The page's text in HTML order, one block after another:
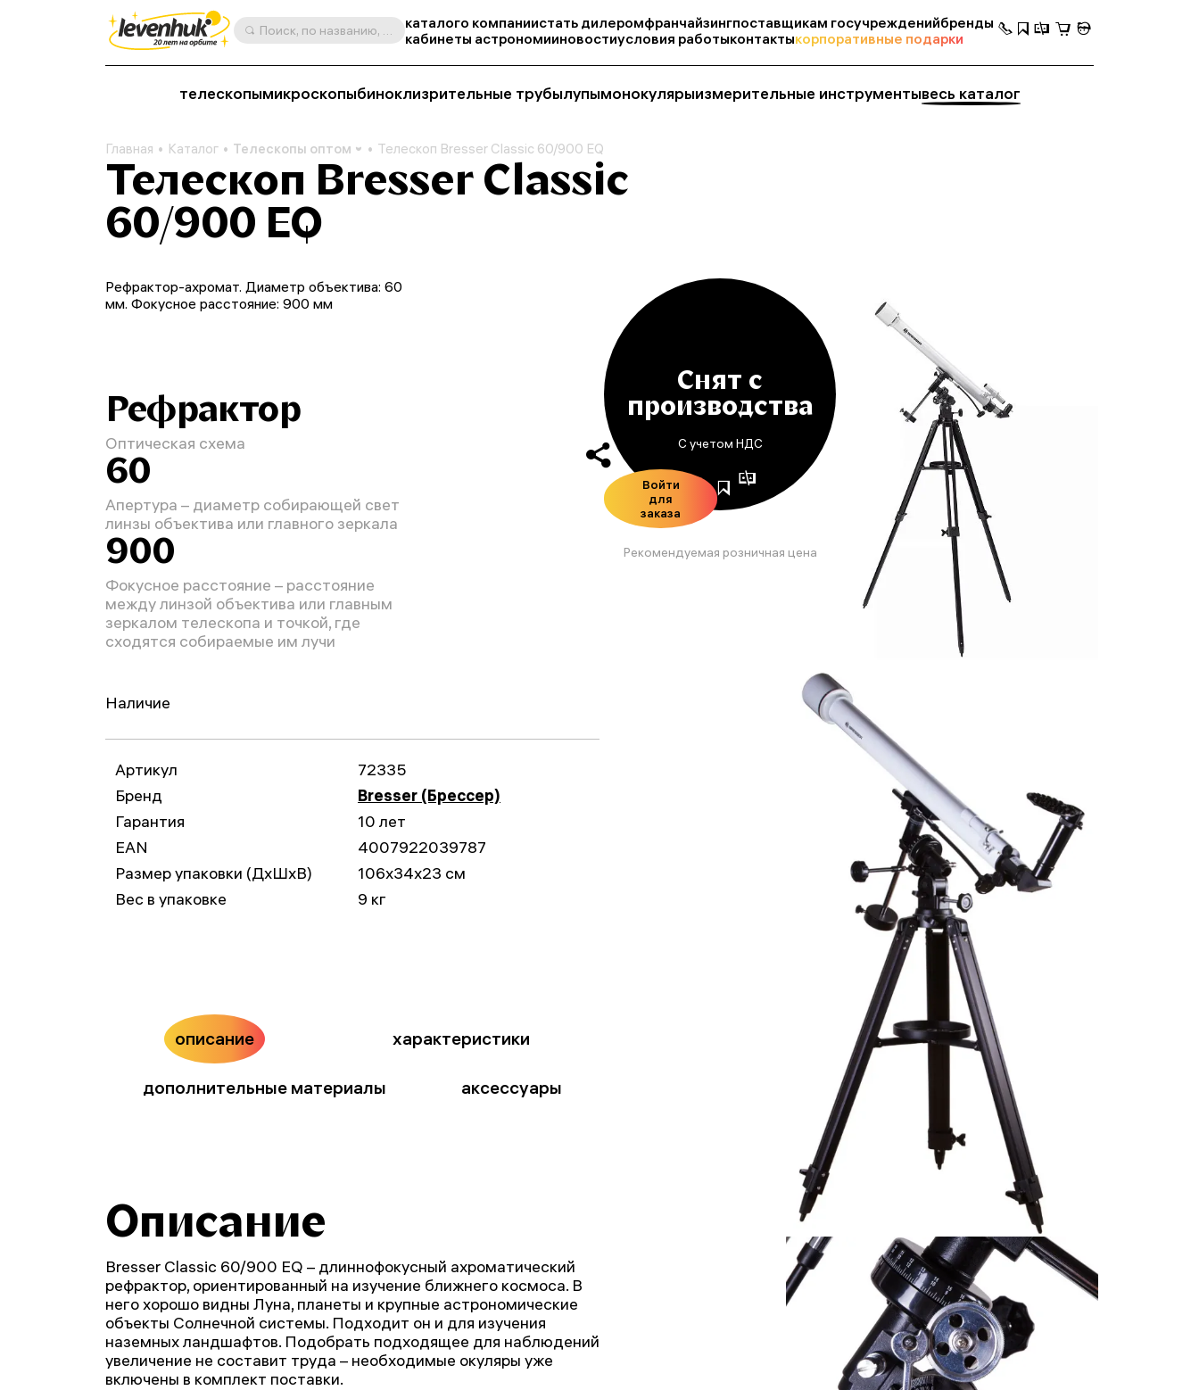
Поиск, по названию, артикулу, категории и др. каталого компаниистать дилеромфранчайзингпоставщикам госучрежденийбренды
кабинеты астрономииновостиусловия работыконтактыкорпоративные подарки
телескопымикроскопыбиноклизрительные трубылупымонокулярыизмерительные инструментывесь каталог
Главная Каталог Телескопы оптом Телескоп Bresser Classic 60/900 EQ
Телескоп Bresser Classic
60/900 EQ
Снят с
производства
С учетом НДС
Войти
для
заказа
Рекомендуемая розничная цена
Рефрактор-ахромат. Диаметр объектива: 60
мм. Фокусное расстояние: 900 мм
Рефрактор
Оптическая схема
60
Апертура – диаметр собирающей свет
линзы объектива или главного зеркала
900
Фокусное расстояние – расстояние
между линзой объектива или главным
зеркалом телескопа и точкой, где
сходятся собираемые им лучи
Наличие
Артикул
72335
Бренд
Bresser (Брессер)
Гарантия
10 лет
EAN
4007922039787
Размер упаковки (ДxШxВ)
106x34x23 см
Вес в упаковке
9 кг
описание характеристики
дополнительные материалы аксессуары
Описание
Bresser Classic 60/900 EQ – длиннофокусный ахроматический
рефрактор, ориентированный на изучение ближнего космоса. В
него хорошо видны Луна, планеты и крупные астрономические
объекты Солнечной системы. Подходит он и для изучения
наземных ландшафтов. Подобрать подходящее для наблюдений
увеличение не составит труда – необходимые окуляры уже
включены в комплект поставки.